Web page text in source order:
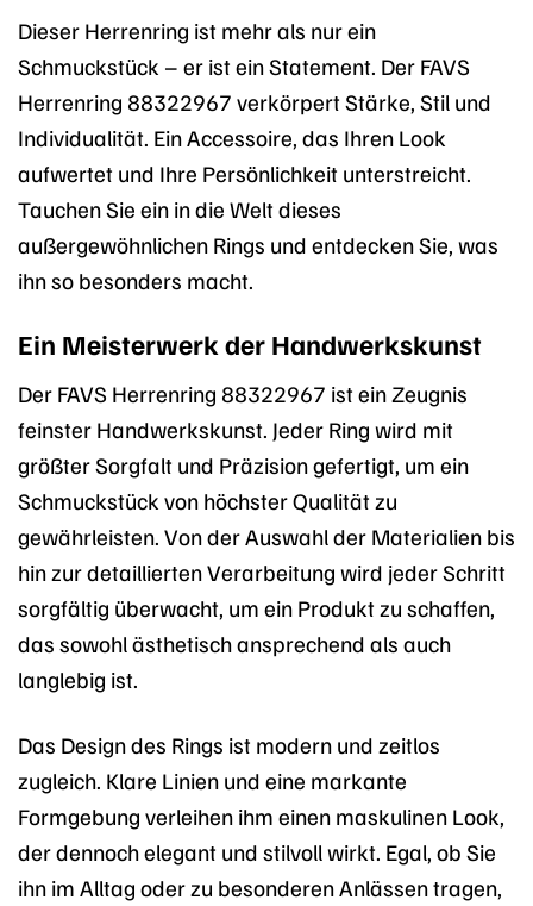
Dieser Herrenring ist mehr als nur ein
Schmuckstück – er ist ein Statement. Der FAVS
Herrenring 88322967 verkörpert Stärke, Stil und
Individualität. Ein Accessoire, das Ihren Look
aufwertet und Ihre Persönlichkeit unterstreicht.
Tauchen Sie ein in die Welt dieses
außergewöhnlichen Rings und entdecken Sie, was
ihn so besonders macht.
Ein Meisterwerk der Handwerkskunst
Der FAVS Herrenring 88322967 ist ein Zeugnis
feinster Handwerkskunst. Jeder Ring wird mit
größter Sorgfalt und Präzision gefertigt, um ein
Schmuckstück von höchster Qualität zu
gewährleisten. Von der Auswahl der Materialien bis
hin zur detaillierten Verarbeitung wird jeder Schritt
sorgfältig überwacht, um ein Produkt zu schaffen,
das sowohl ästhetisch ansprechend als auch
langlebig ist.
Das Design des Rings ist modern und zeitlos
zugleich. Klare Linien und eine markante
Formgebung verleihen ihm einen maskulinen Look,
der dennoch elegant und stilvoll wirkt. Egal, ob Sie
ihn im Alltag oder zu besonderen Anlässen tragen,